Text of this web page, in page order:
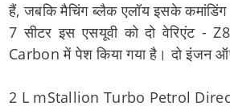
हैं, जबकि मैचिंग ब्लैक एलॉय इसके
7 सीटर इस एसयूवी को दो वेरिएंट -
Carbon में पेश किया गया है।दो इंजन
2 L mStallion Turbo Petrol